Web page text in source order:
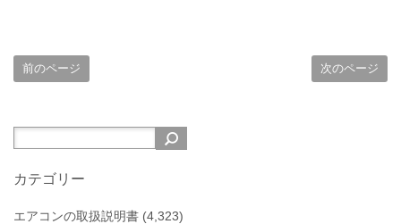
前のページ 次のページ
カテゴリー
エアコンの取扱説明書 (4,323)